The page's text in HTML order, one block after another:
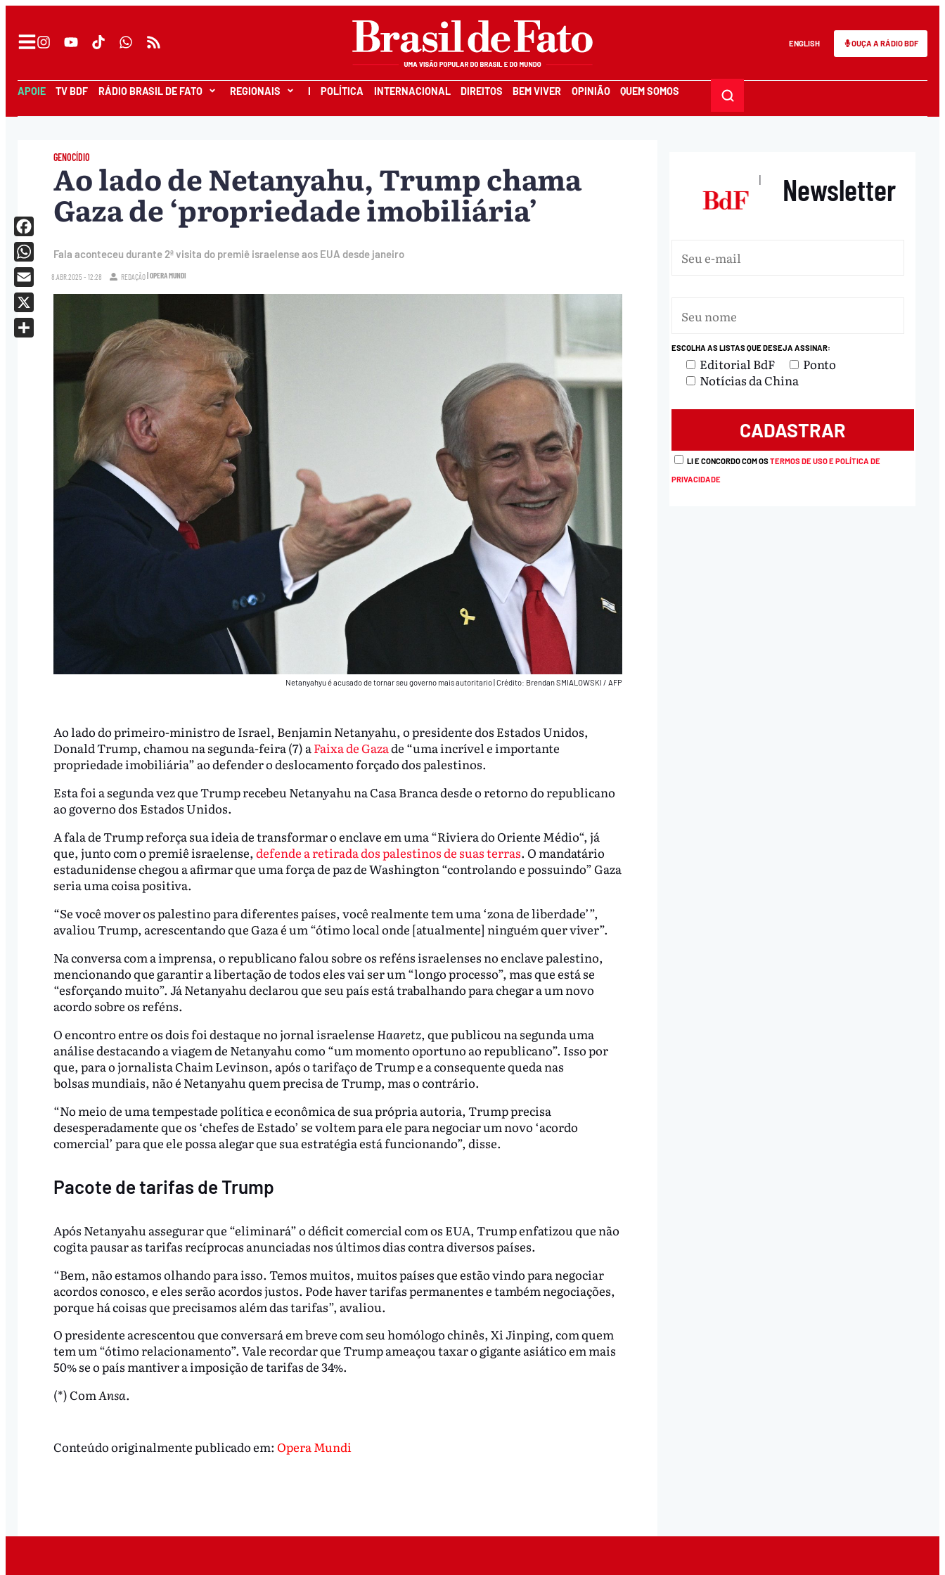
ENGLISH OUÇA A RÁDIO BDF
APOIE TV BDF RÁDIO BRASIL DE FATO REGIONAIS I POLÍTICA INTERNACIONAL DIREITOS BEM VIVER OPINIÃO QUEM SOMOS
GENOCÍDIO
Ao lado de Netanyahu, Trump chama
Gaza de ‘propriedade imobiliária’
Fala aconteceu durante 2ª visita do premiê israelense aos EUA desde janeiro
8.ABR.2025 - 12:28 REDAÇÃO| OPERA MUNDI
Netanyahyu é acusado de tornar seu governo mais autoritario|Crédito: Brendan SMIALOWSKI / AFP
Ao lado do primeiro-ministro de Israel, Benjamin Netanyahu, o presidente dos Estados Unidos,
Donald Trump, chamou na segunda-feira (7) aFaixa de Gazade “uma incrível e importante
propriedade imobiliária” ao defender o deslocamento forçado dos palestinos.
Esta foi a segunda vez que Trump recebeu Netanyahu na Casa Branca desde o retorno do republicano
ao governo dos Estados Unidos.
A fala de Trump reforça sua ideia de transformar o enclave em uma “Riviera do Oriente Médio“, já
que, junto com o premiê israelense, defende a retirada dos palestinos de suas terras. O mandatário
estadunidense chegou a afirmar que uma força de paz de Washington “controlando e possuindo” Gaza
seria uma coisa positiva.
“Se você mover os palestino para diferentes países, você realmente tem uma ‘zona de liberdade’”,
avaliou Trump, acrescentando que Gaza é um “ótimo local onde [atualmente] ninguém quer viver”.
Na conversa com a imprensa, o republicano falou sobre os reféns israelenses no enclave palestino,
mencionando que garantir a libertação de todos eles vai ser um “longo processo”, mas que está se
“esforçando muito”. Já Netanyahu declarou que seu país está trabalhando para chegar a um novo
acordo sobre os reféns.
O encontro entre os dois foi destaque no jornal israelense Haaretz, que publicou na segunda uma
análise destacando a viagem de Netanyahu como “um momento oportuno ao republicano”. Isso por
que, para o jornalista Chaim Levinson, após o tarifaço de Trump e a consequente queda nas
bolsas mundiais, não é Netanyahu quem precisa de Trump, mas o contrário.
“No meio de uma tempestade política e econômica de sua própria autoria, Trump precisa
desesperadamente que os ‘chefes de Estado’ se voltem para ele para negociar um novo ‘acordo
comercial’ para que ele possa alegar que sua estratégia está funcionando”, disse.
Pacote de tarifas de Trump
Após Netanyahu assegurar que “eliminará” o déficit comercial com os EUA, Trump enfatizou que não
cogita pausar as tarifas recíprocas anunciadas nos últimos dias contra diversos países.
“Bem, não estamos olhando para isso. Temos muitos, muitos países que estão vindo para negociar
acordos conosco, e eles serão acordos justos. Pode haver tarifas permanentes e também negociações,
porque há coisas que precisamos além das tarifas”, avaliou.
O presidente acrescentou que conversará em breve com seu homólogo chinês, Xi Jinping, com quem
tem um “ótimo relacionamento”. Vale recordar que Trump ameaçou taxar o gigante asiático em mais
50% se o país mantiver a imposição de tarifas de 34%.
(*) ComAnsa.
Facebook
WhatsApp
Email
X
Conteúdo originalmente publicado em: Opera Mundi
| Newsletter
ESCOLHA AS LISTAS QUE DESEJA ASSINAR:
Editorial BdF
Ponto
Notícias da China
LI E CONCORDO COM OSTERMOS DE USO E POLÍTICA DE
PRIVACIDADE